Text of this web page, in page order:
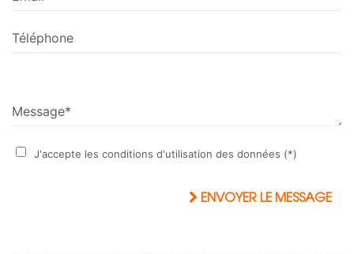
Téléphone
Message*
J'accepte les conditions d'utilisation des données (*)
ENVOYER LE MESSAGE